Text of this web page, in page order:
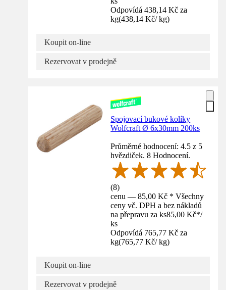
Odpovídá 438,14 Kč za
kg(438,14 Kč/ kg)
Koupit on-line
Rezervovat v prodejně
Spojovací bukové kolíky
Wolfcraft Ø 6x30mm 200ks
Průměrné hodnocení: 4.5 z 5
hvězdiček. 8 Hodnocení.
(8)
cenu — 85,00 Kč * Všechny
ceny vč. DPH a bez nákladů
na přepravu za ks85,00 Kč*/
ks
Odpovídá 765,77 Kč za
kg(765,77 Kč/ kg)
Koupit on-line
Rezervovat v prodejně